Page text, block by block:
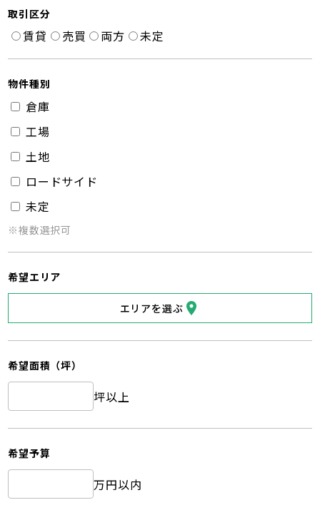
取引区分
賃貸 売買 両方 未定
物件種別
倉庫
工場
土地
ロードサイド
未定
※複数選択可
希望エリア
エリアを選ぶ
希望面積（坪）
坪以上
希望予算
万円以内